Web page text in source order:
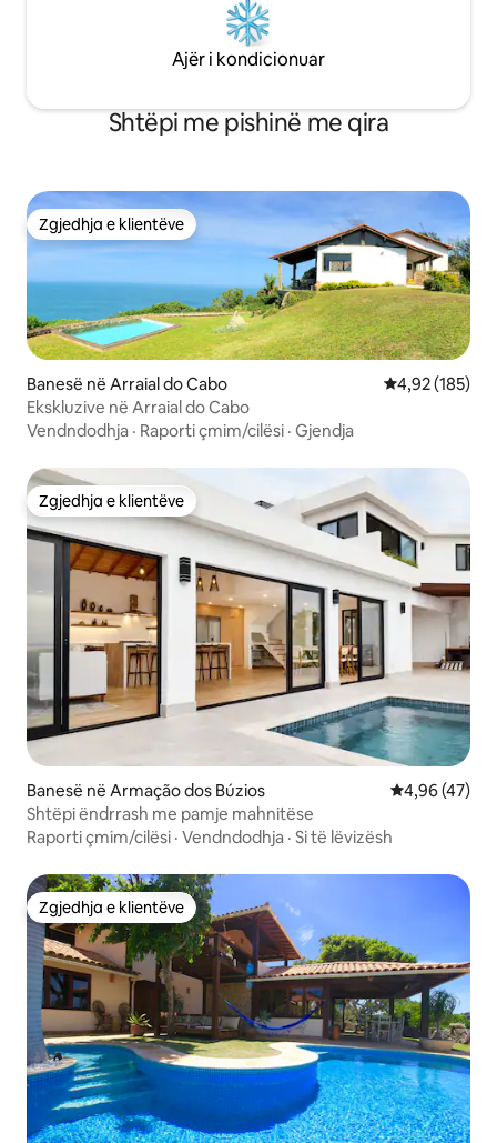
Ajër i kondicionuar
Shtëpi me pishinë me qira
Zgjedhja e klientëve
Zgjedhja e klientëve
Banesë në Arraial do Cabo Vlerësimi
4,92 (185)
Ekskluzive në Arraial do Cabo
Vendndodhja · Raporti çmim/cilësi · Gjendja
Zgjedhja e klientëve
Zgjedhja e klientëve
Banesë në Armação dos Búzios Vlerësimi
4,96 (47)
Shtëpi ëndrrash me pamje mahnitëse
Raporti çmim/cilësi · Vendndodhja · Si të lëvizësh
Zgjedhja e klientëve
Zgjedhja e klientëve